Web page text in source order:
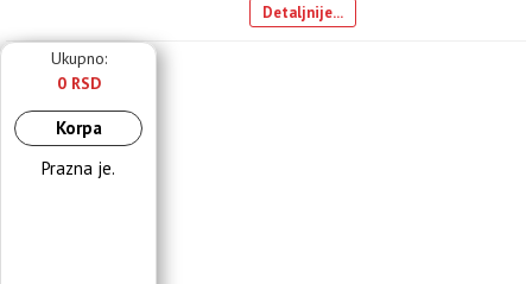
Detaljnije...
Ukupno:
0 RSD
Korpa
Prazna je.